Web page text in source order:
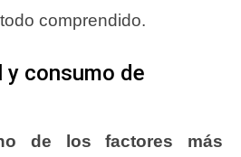
comprendido.
consumo de
de los factores más